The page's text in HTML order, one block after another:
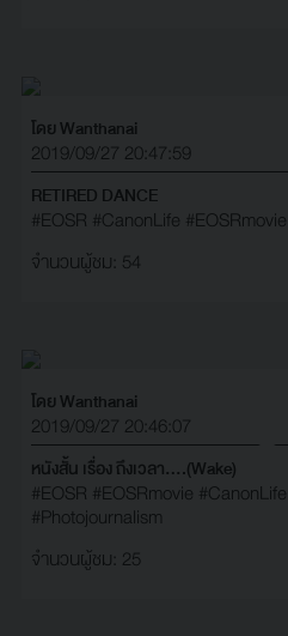
โดย Wanthanai
2019/09/27 20:47:59
RETIRED DANCE
#EOSR #CanonLife #EOSRmovie
จำนวนผู้ชม: 54
โดย Wanthanai
2019/09/27 20:46:07
หนังสั้น เรื่อง ถึงเวลา....(Wake)
#EOSR #EOSRmovie #CanonLife
#Photojournalism
จำนวนผู้ชม: 25